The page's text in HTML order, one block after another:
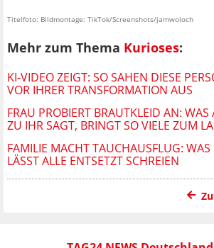
Titelfoto: Bildmontage: TikTok/Screenshots/jamwoloch
Mehr zum Thema Kurioses:
KI-VIDEO ZEIGT: SO SAHEN DIESE
VOR IHRER TRANSFORMATION AUS
FRAU PROBIERT BRAUTKLEID AN:
ZU IHR SAGT, BRINGT SO VIELE ZUM
FAMILIE MACHT TAUCHAUSFLUG:
LÄSST ALLE ENTSETZT SCHREIEN